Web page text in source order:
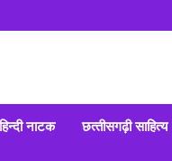
हिन्‍दी नाटक छत्‍तीसगढ़ी साहित्‍य